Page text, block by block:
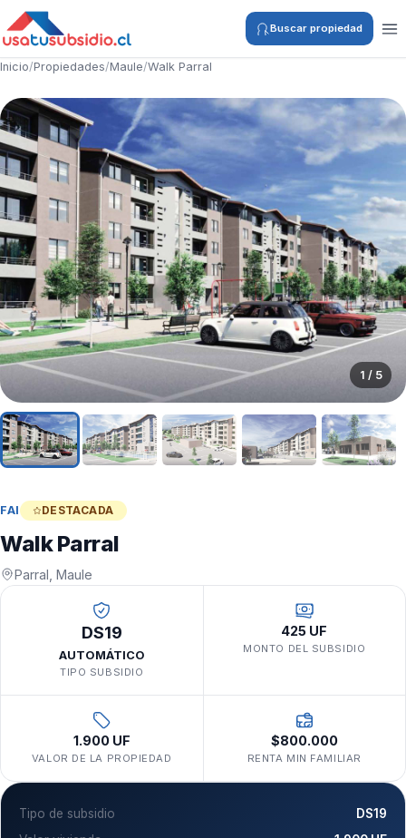
Buscar propiedad
Inicio/Propiedades/Maule/Walk Parral
1 / 5
FAI DESTACADA
Walk Parral
Parral, Maule
DS19
AUTOMÁTICO
TIPO SUBSIDIO
425 UF
MONTO DEL SUBSIDIO
1.900 UF
VALOR DE LA PROPIEDAD
$800.000
RENTA MIN FAMILIAR
Tipo de subsidio
DS19